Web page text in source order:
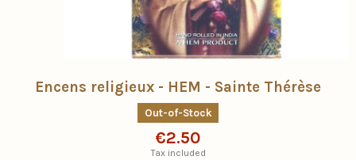
Encens religieux - HEM - Sainte Thérèse
Out-of-Stock
€2.50
Tax included